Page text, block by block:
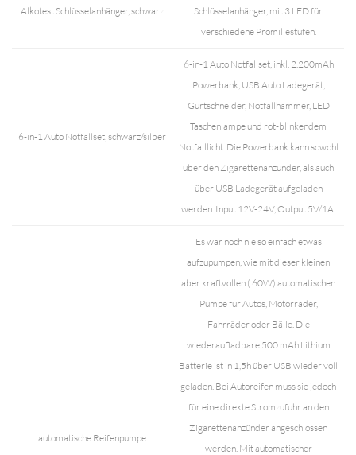
Alkotest Schlüsselanhänger, schwarz
Schlüsselanhänger, mit 3 LED für
verschiedene Promillestufen.
6-in-1 Auto Notfallset, schwarz/silber
6-in-1 Auto Notfallset, inkl. 2.200mAh
Powerbank, USB Auto Ladegerät,
Gurtschneider, Notfallhammer, LED
Taschenlampe und rot-blinkendem
Notfalllicht. Die Powerbank kann sowohl
über den Zigarettenanzünder, als auch
über USB Ladegerät aufgeladen
werden. Input 12V-24V, Output 5V/1A.
automatische Reifenpumpe
Es war noch nie so einfach etwas
aufzupumpen, wie mit dieser kleinen
aber kraftvollen ( 60W) automatischen
Pumpe für Autos, Motorräder,
Fahrräder oder Bälle. Die
wiederaufladbare 500 mAh Lithium
Batterie ist in 1,5h über USB wieder voll
geladen. Bei Autoreifen muss sie jedoch
für eine direkte Stromzufuhr an den
Zigarettenanzünder angeschlossen
werden. Mit automatischer